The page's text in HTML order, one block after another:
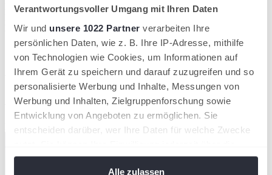
Verantwortungsvoller Umgang mit Ihren Daten
Wir und unsere 1022 Partner verarbeiten Ihre
persönlichen Daten, wie z. B. Ihre IP-Adresse, mithilfe
von Technologien wie Cookies, um Informationen auf
Ihrem Gerät zu speichern und darauf zuzugreifen und so
personalisierte Werbung und Inhalte, Messungen von
Werbung und Inhalten, Zielgruppenforschung sowie
Entwicklung von Angeboten zu ermöglichen. Sie
entscheiden darüber, wer Ihre Daten für welche Zwecke
Cookie-Erklärung oder durch Klicken auf das Privacy
Alle zulassen
Die SANECUM presents TNB-Convention 2025 ist nicht nur eine
Fortbildung, sondern der Treffpunkt für alle, die den Tennissport mit
Leidenschaft und Zukunftsgeist gestalten.
Artikel teilen
Aktuelle News aus dem TNB
Kompaktansicht